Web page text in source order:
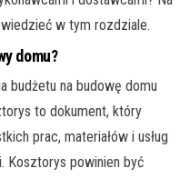
w tym rozdziale.
domu?
budżetu na budowę domu
to dokument, który
prac, materiałów i usług
Kosztorys powinien być